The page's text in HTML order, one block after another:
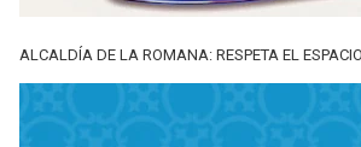
ALCALDÍA DE LA ROMANA: RESPETA EL